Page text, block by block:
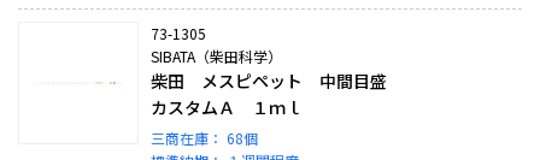
73-1305
SIBATA（柴田科学）
柴田 メスピペット 中間目盛
カスタムＡ １ｍｌ
三商在庫： 68個